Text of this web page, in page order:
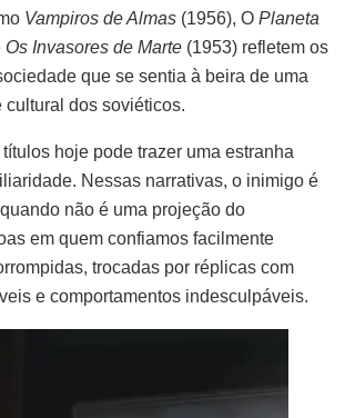
Vampiros de Almas (1956), O Planeta
Os Invasores de Marte (1953) refletem os
que se sentia à beira de uma
cultural dos soviéticos.
hoje pode trazer uma estranha
Nessas narrativas, o inimigo é
não é uma projeção do
em quem confiamos facilmente
trocadas por réplicas com
e comportamentos indesculpáveis.